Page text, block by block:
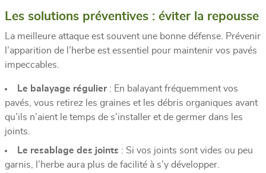
Les solutions préventives : éviter la repousse
La meilleure attaque est souvent une bonne défense. Prévenir
l’apparition de l’herbe est essentiel pour maintenir vos pavés
impeccables.
Le balayage régulier : En balayant fréquemment vos
pavés, vous retirez les graines et les débris organiques avant
qu’ils n’aient le temps de s’installer et de germer dans les
joints.
Le resablage des joints : Si vos joints sont vides ou peu
garnis, l’herbe aura plus de facilité à s’y développer.